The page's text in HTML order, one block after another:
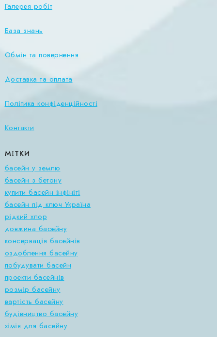
Галерея робіт
База знань
Обмін та повернення
Доставка та оплата
Політика конфіденційності
Контакти
МІТКИ
басейн у землю
басейн з бетону
купити басейн інфініті
басейн під ключ Україна
рідкий хлор
довжина басейну
консервація басейнів
оздоблення басейну
побудувати басейн
проекти басейнів
розмір басейну
вартість басейну
будівництво басейну
хімія для басейну